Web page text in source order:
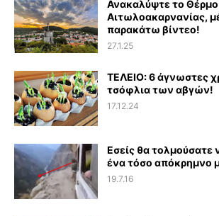
Ανακαλύψτε το Θέρμο
Αιτωλοακαρνανίας,
παρακάτω βίντεο!
27.1.25
ΤΕΛΕΙΟ: 6 άγνωστες
τσόφλια των αβγών!
17.12.24
Εσείς θα τολμούσατε
ένα τόσο απόκρημνο
19.7.16